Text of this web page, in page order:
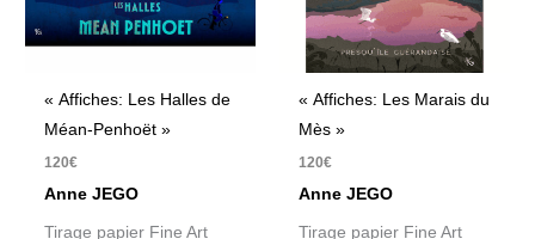
« Affiches: Les Halles de
Méan-Penhoët »
120€
Anne JEGO
Tirage papier Fine Art
« Affiches: Les Marais du
Mès »
120€
Anne JEGO
Tirage papier Fine Art